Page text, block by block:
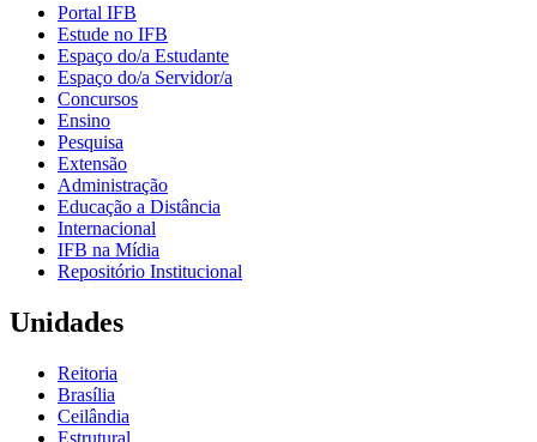
Portal IFB
Estude no IFB
Espaço do/a Estudante
Espaço do/a Servidor/a
Concursos
Ensino
Pesquisa
Extensão
Administração
Educação a Distância
Internacional
IFB na Mídia
Repositório Institucional
Unidades
Reitoria
Brasília
Ceilândia
Estrutural